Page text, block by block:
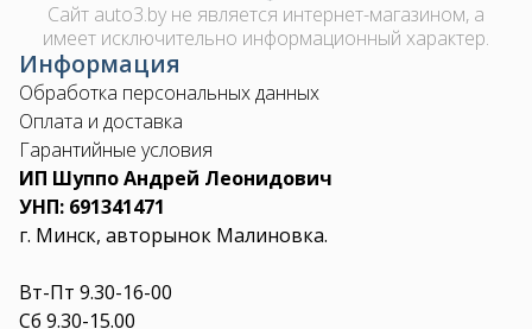
Сайт auto3.by не является интернет-магазином, а
имеет исключительно информационный характер.
Информация
Обработка персональных данных
Оплата и доставка
Гарантийные условия
ИП Шуппо Андрей Леонидович
УНП: 691341471
г. Минск, авторынок Малиновка.
Вт-Пт 9.30-16-00
Сб 9.30-15.00